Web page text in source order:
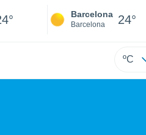
Barcelona
Barcelona 24°
ºC